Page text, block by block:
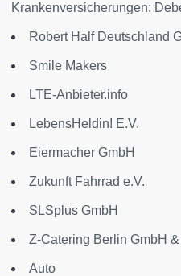
Krankenversicherungen:
Robert Half Deutschland
Smile Makers
LTE-Anbieter.info
LebensHeldin! E.V.
Eiermacher GmbH
Zukunft Fahrrad e.V.
SLSplus GmbH
Z-Catering Berlin GmbH
Auto